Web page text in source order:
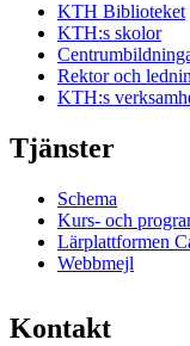
KTH Biblioteket
KTH:s skolor
Rektor och
KTH:s
Tjänster
Schema
Kurs- och
Lärplattformen
Webbmejl
Kontakt